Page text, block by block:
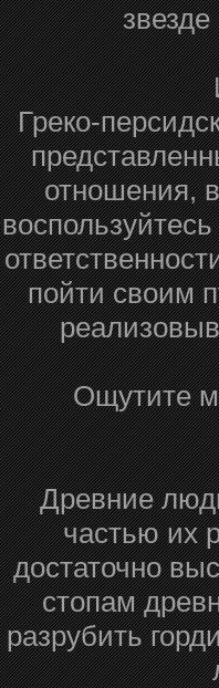
Греко-
отношения,
пойти своим
Ощутите
Древние
частью их
достаточно
стопам
разрубить